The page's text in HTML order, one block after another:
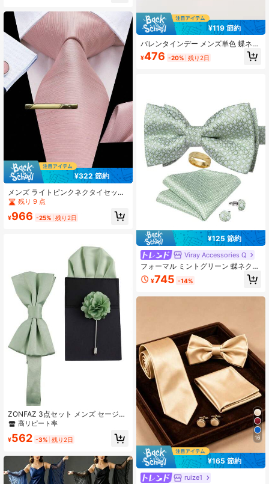
ィングジュエリー
¥322 節約
メンズ ライトピンクネクタイセット
- ポケットチーフ、カフスボタン、
ゴールドネクタイクリップ付き、祝
祭的な正式なネクタイ
残り 9 点
¥966 -25% 残り2日
ZONFAZ 3点セット メンズ セージグ
リーン 蝶ネクタイセット、1個 ダブ
ックインサートポケットチーフ、1個
ィング、パーティー、集まりなど
様々なシーンに適しています
高リピート率
¥562 -3% 残り2日
¥119 節約
バレンタインデー メンズ単色 蝶ネク
タイ&バンダナ
¥476 -20% 残り2日
¥125 節約
Viray Accessories Q
フォーマル ミントグリーン 蝶ネクタ
イ ポケットチーフ カフスボタン リ
ング付き 結婚式 パーティー用
¥745 -14%
16
¥165 節約
ruize1